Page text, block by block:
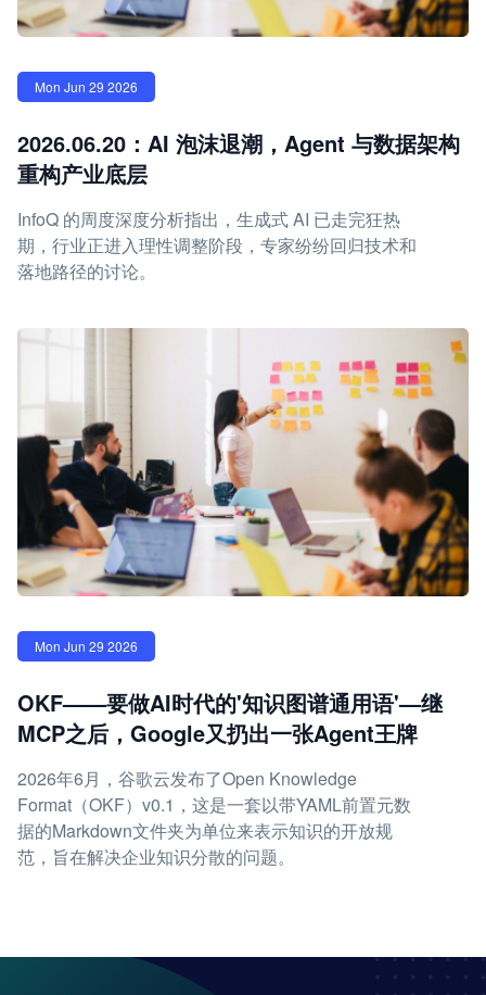
Mon Jun 29 2026
2026.06.20：AI 泡沫退潮，Agent 与数据架构
重构产业底层
InfoQ 的周度深度分析指出，生成式 AI 已走完狂热
期，行业正进入理性调整阶段，专家纷纷回归技术和
落地路径的讨论。
Mon Jun 29 2026
OKF——要做AI时代的'知识图谱通用语'—继
MCP之后，Google又扔出一张Agent王牌
2026年6月，谷歌云发布了Open Knowledge
Format（OKF）v0.1，这是一套以带YAML前置元数
据的Markdown文件夹为单位来表示知识的开放规
范，旨在解决企业知识分散的问题。